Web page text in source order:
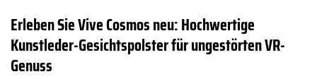
Erleben Sie Vive Cosmos neu: Hochwertige
Kunstleder-Gesichtspolster für ungestörten VR-
Genuss